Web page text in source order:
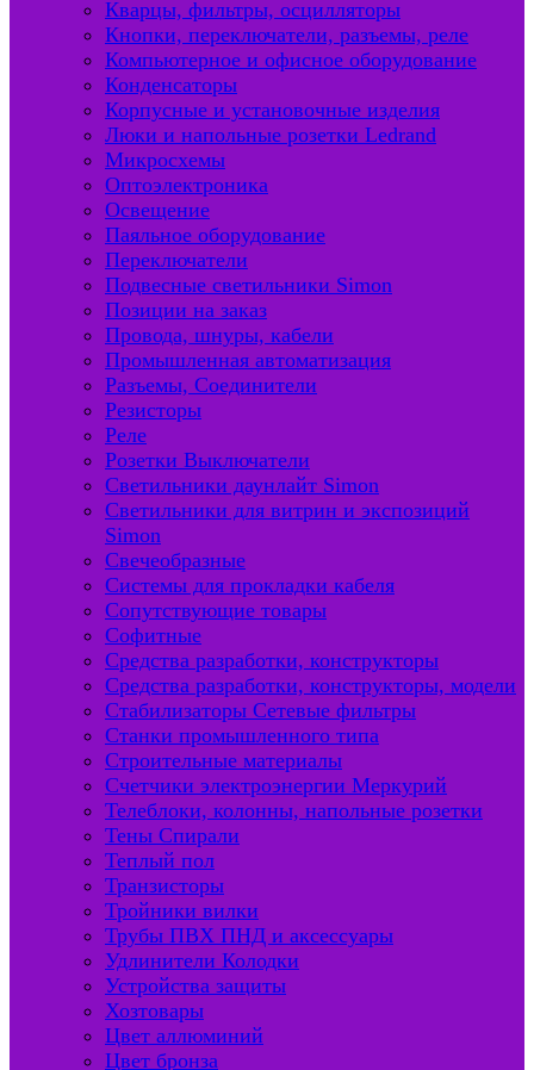
Кварцы, фильтры, осцилляторы
Кнопки, переключатели, разъемы, реле
Компьютерное и офисное оборудование
Конденсаторы
Корпусные и установочные изделия
Люки и напольные розетки Ledrand
Микросхемы
Оптоэлектроника
Освещение
Паяльное оборудование
Переключатели
Подвесные светильники Simon
Позиции на заказ
Провода, шнуры, кабели
Промышленная автоматизация
Разъемы, Соединители
Резисторы
Реле
Розетки Выключатели
Светильники даунлайт Simon
Светильники для витрин и экспозиций
Simon
Свечеобразные
Системы для прокладки кабеля
Сопутствующие товары
Софитные
Средства разработки, конструкторы
Средства разработки, конструкторы, модели
Стабилизаторы Сетевые фильтры
Станки промышленного типа
Строительные материалы
Счетчики электроэнергии Меркурий
Телеблоки, колонны, напольные розетки
Тены Спирали
Теплый пол
Транзисторы
Тройники вилки
Трубы ПВХ ПНД и аксессуары
Удлинители Колодки
Устройства защиты
Хозтовары
Цвет аллюминий
Цвет бронза